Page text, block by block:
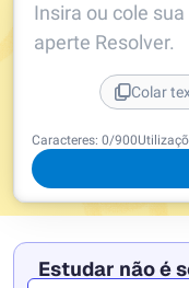
Caracteres: 0/900
Insira ou cole
aperte Resolver.
Colar
Estudar não é